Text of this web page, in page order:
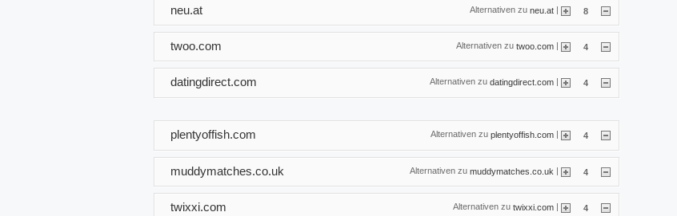
Alternativen zu neu.at | 8
neu.at
Alternativen zu twoo.com | 4
twoo.com
Alternativen zu datingdirect.com | 4
datingdirect.com
Alternativen zu plentyoffish.com 4
plentyoffish.com
Alternativen zu muddymatches.co.uk | 4
muddymatches.co.uk
Alternativen zu twixxi.com | 4
twixxi.com